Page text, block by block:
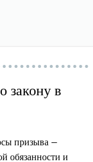
закону в
призыва —
обязанности и